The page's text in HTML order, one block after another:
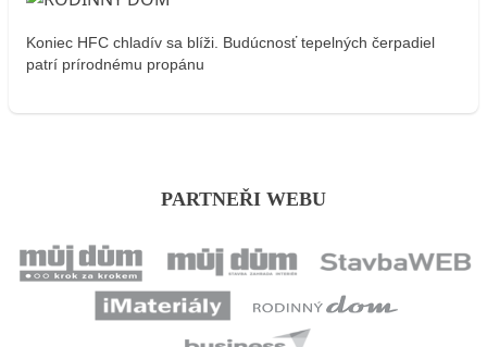
Koniec HFC chladív sa blíži. Budúcnosť tepelných čerpadiel
patrí prírodnému propánu
PARTNEŘI WEBU